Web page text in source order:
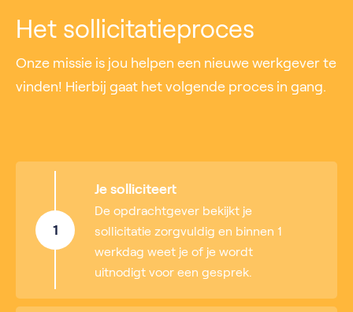
Het sollicitatieproces
Onze missie is jou helpen een nieuwe werkgever te
vinden! Hierbij gaat het volgende proces in gang.
1
Je solliciteert
De opdrachtgever bekijkt je
sollicitatie zorgvuldig en binnen 1
werkdag weet je of je wordt
uitnodigt voor een gesprek.